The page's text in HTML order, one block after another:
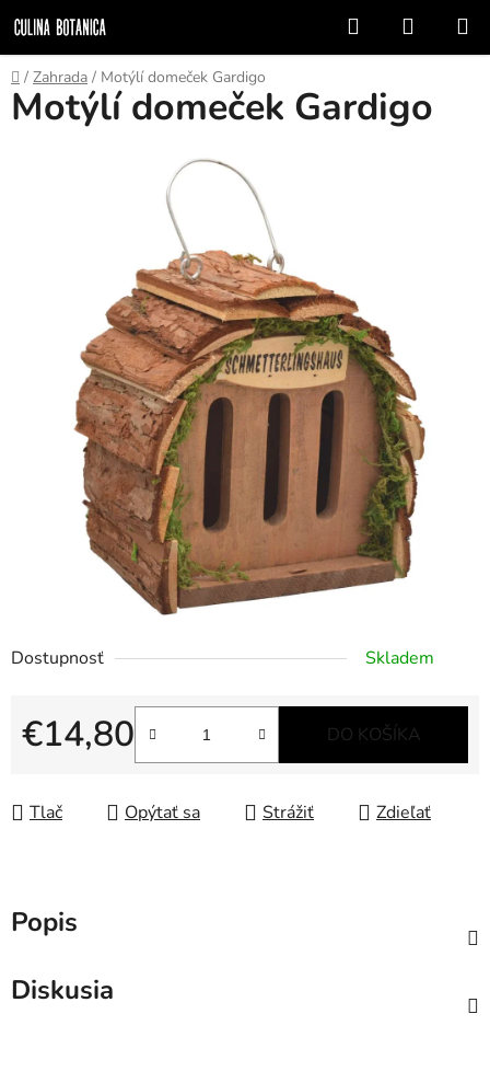
na
obsah
Hľadať
KOŠÍK
Domov
/ Zahrada / Motýlí domeček Gardigo
Dostupnosť Skladem
€14,80
Jednotková cena:
DO KOŠÍKA
Tlač Opýtať sa Strážiť Zdieľať
Motýlí domeček Gardigo
Popis
Diskusia